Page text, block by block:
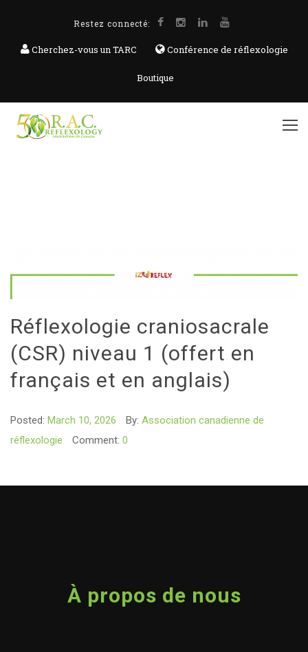
Restez connecté:
Cherchez-vous un TARC Conférence de réflexologie
Boutique
Réflexologie craniosacrale
(CSR) niveau 1 (offert en
français et en anglais)
Posted: March 10, 2026 By: Association canadienne de
réflexologie
Comment: 0
À propos de nous